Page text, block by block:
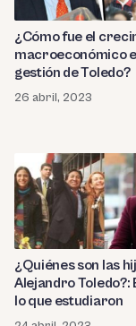
¿Cómo fue el
macroeconómico
gestión de Toledo?
26 abril, 2023
¿Quiénes son las
Alejandro Toledo?:
lo que estudiaron